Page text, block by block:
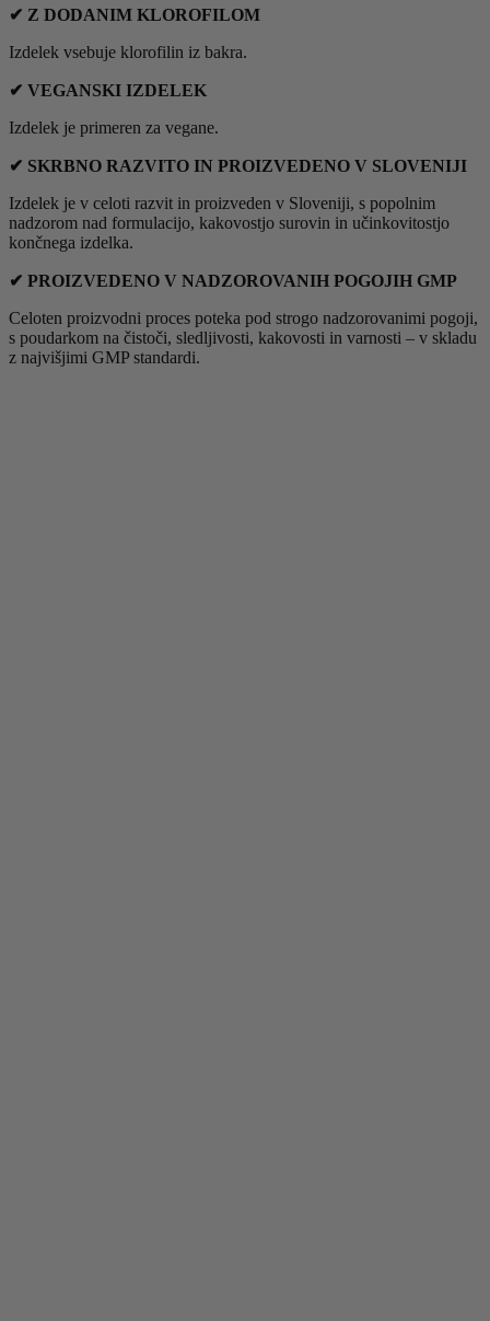
✔ Z DODANIM KLOROFILOM
Izdelek vsebuje klorofilin iz bakra.
✔ VEGANSKI IZDELEK
Izdelek je primeren za vegane.
✔ SKRBNO RAZVITO IN PROIZVEDENO V SLOVENIJI
Izdelek je v celoti razvit in proizveden v Sloveniji, s popolnim
nadzorom nad formulacijo, kakovostjo surovin in učinkovitostjo
končnega izdelka.
✔ PROIZVEDENO V NADZOROVANIH POGOJIH GMP
Celoten proizvodni proces poteka pod strogo nadzorovanimi pogoji,
s poudarkom na čistoči, sledljivosti, kakovosti in varnosti – v skladu
z najvišjimi GMP standardi.